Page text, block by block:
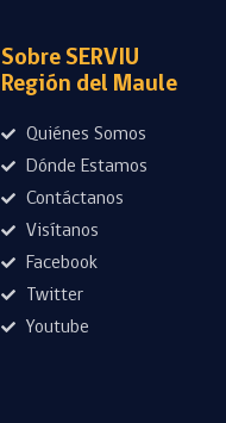
Sobre SERVIU
Región del Maule
Quiénes Somos
Dónde Estamos
Contáctanos
Visítanos
Facebook
Twitter
Youtube